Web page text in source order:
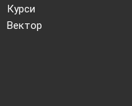
Курси
Вектор